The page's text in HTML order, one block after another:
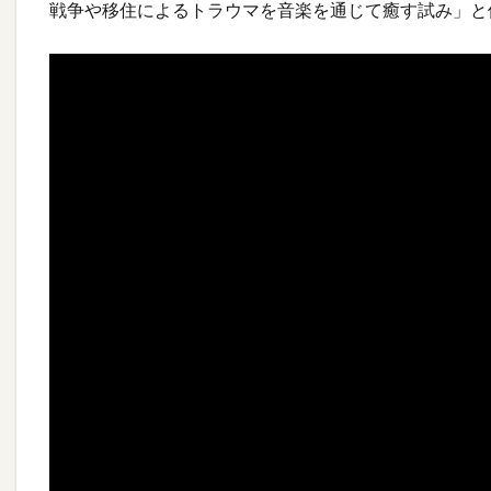
戦争や移住によるトラウマを音楽を通じて癒す試み」と